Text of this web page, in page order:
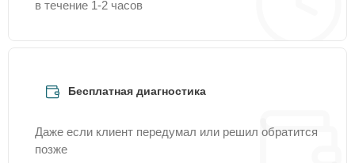
в течение 1-2 часов
Бесплатная диагностика
Даже если клиент передумал или решил обратится
позже